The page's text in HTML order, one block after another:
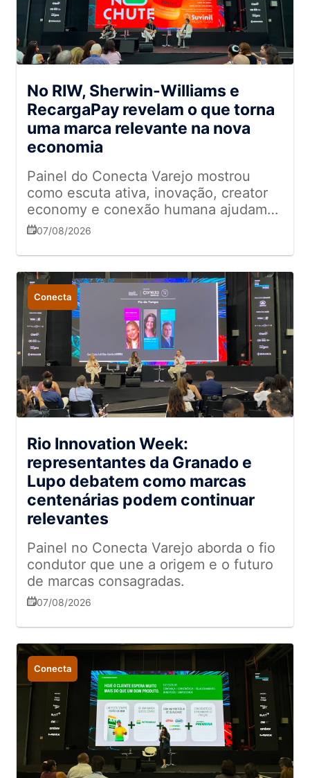
No RIW, Sherwin-Williams e
RecargaPay revelam o que torna
uma marca relevante na nova
economia
Painel do Conecta Varejo mostrou
como escuta ativa, inovação, creator
economy e conexão humana ajudam
empresas a se diferenciar em meio ao
07/08/2026
Conecta
Rio Innovation Week:
representantes da Granado e
Lupo debatem como marcas
centenárias podem continuar
relevantes
Painel no Conecta Varejo aborda o fio
condutor que une a origem e o futuro
de marcas consagradas.
07/08/2026
Conecta